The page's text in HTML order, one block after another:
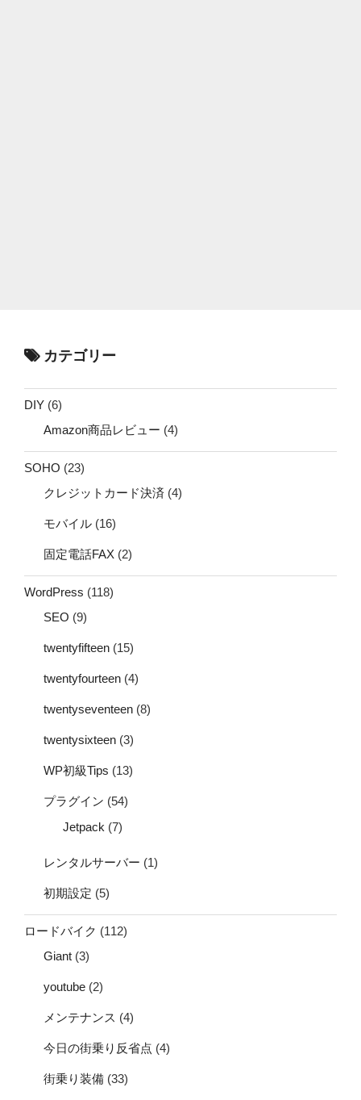
カテゴリー
DIY (6)
Amazon商品レビュー (4)
SOHO (23)
クレジットカード決済 (4)
モバイル (16)
固定電話FAX (2)
WordPress (118)
SEO (9)
twentyfifteen (15)
twentyfourteen (4)
twentyseventeen (8)
twentysixteen (3)
WP初級Tips (13)
プラグイン (54)
Jetpack (7)
レンタルサーバー (1)
初期設定 (5)
ロードバイク (112)
Giant (3)
youtube (2)
メンテナンス (4)
今日の街乗り反省点 (4)
街乗り装備 (33)